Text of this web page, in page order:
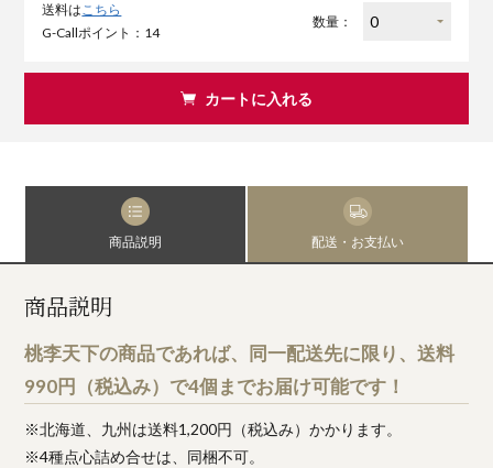
送料はこちら
G-Callポイント：14
数量：
カートに入れる
商品説明 配送・お支払い
商品説明
桃李天下の商品であれば、同一配送先に限り、送料
990円（税込み）で4個までお届け可能です！
※北海道、九州は送料1,200円（税込み）かかります。
※4種点心詰め合せは、同梱不可。